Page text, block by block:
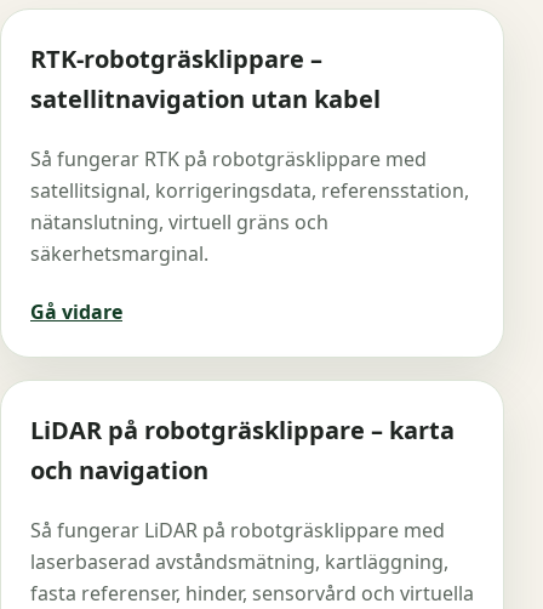
RTK-robotgräsklippare –
satellitnavigation utan kabel
Så fungerar RTK på robotgräsklippare med
satellitsignal, korrigeringsdata, referensstation,
nätanslutning, virtuell gräns och
säkerhetsmarginal.
Gå vidare
LiDAR på robotgräsklippare – karta
och navigation
Så fungerar LiDAR på robotgräsklippare med
laserbaserad avståndsmätning, kartläggning,
fasta referenser, hinder, sensorvård och virtuella